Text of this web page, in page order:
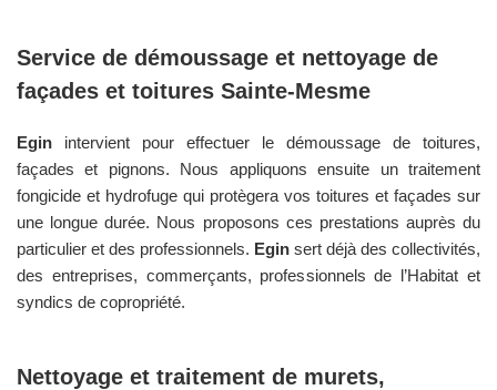
Service de démoussage et nettoyage de
façades et toitures Sainte-Mesme
Egin intervient pour effectuer le démoussage de toitures,
façades et pignons. Nous appliquons ensuite un traitement
fongicide et hydrofuge qui protègera vos toitures et façades sur
une longue durée. Nous proposons ces prestations auprès du
particulier et des professionnels. Egin sert déjà des collectivités,
des entreprises, commerçants, professionnels de l’Habitat et
syndics de copropriété.
Nettoyage et traitement de murets,